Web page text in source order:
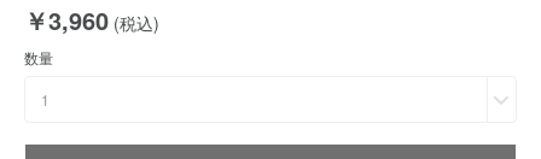
￥3,960 (税込)
数量
1